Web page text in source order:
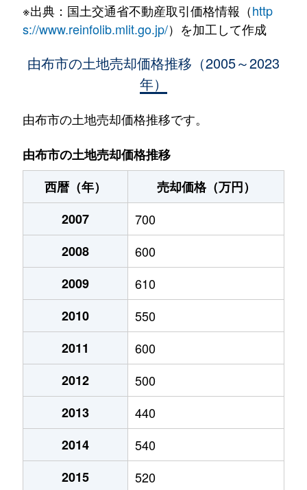
湯布院町川上
950万円 由布院
徒歩21分
3,700万円
湯布院町川北
500万円 由布院
湯布院町川北
1,100万円
湯布院町川西
250万円 由布院
徒歩2時間
湯布院町川南
470万円
湯布院町川南
700万円
湯布院町塚原
140万円
※出典：国土交通省不動産取引価格情報（http
s://www.reinfolib.mlit.go.jp/）を加工して作成
由布市の土地売却価格推移（2005～2023
年）
由布市の土地売却価格推移です。
由布市の土地売却価格推移
西暦（年）
売却価格（万円）
2007
700
2008
600
2009
610
2010
550
2011
600
2012
500
2013
440
2014
540
2015
520